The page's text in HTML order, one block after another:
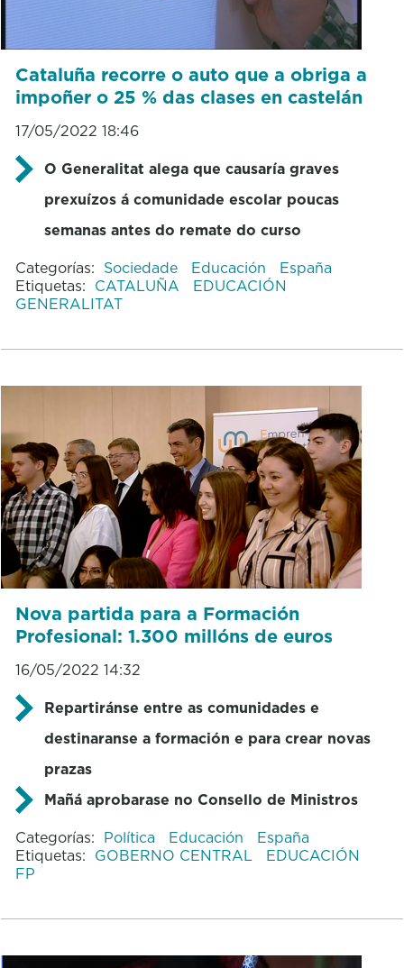
Cataluña recorre o auto que a obriga a
impoñer o 25 % das clases en castelán
17/05/2022 18:46
O Generalitat alega que causaría graves
prexuízos á comunidade escolar poucas
semanas antes do remate do curso
Categorías: Sociedade Educación
España
Etiquetas: CATALUÑA
EDUCACIÓN
GENERALITAT
Nova partida para a Formación
Profesional: 1.300 millóns de euros
16/05/2022 14:32
Repartiránse entre as comunidades e
destinaranse a formación e para crear novas
prazas
Mañá aprobarase no Consello de Ministros
Categorías: Política Educación
España
Etiquetas: GOBERNO CENTRAL
EDUCACIÓN
FP